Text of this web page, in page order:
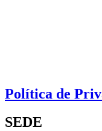
Política de
SEDE